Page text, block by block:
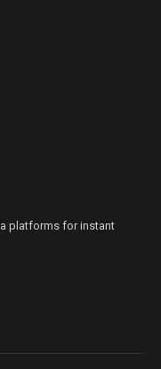
platforms for instant